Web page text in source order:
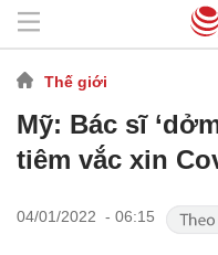
Thế giới
Mỹ: Bác sĩ
tiêm vắc xin
04/01/2022 - 06:15